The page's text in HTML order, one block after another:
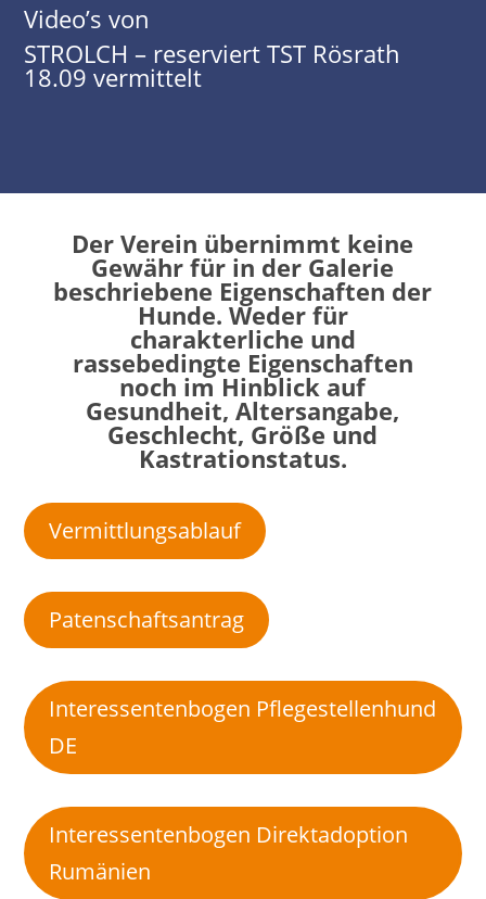
Video’s von
STROLCH – reserviert TST Rösrath
18.09 vermittelt
Der Verein übernimmt keine
Gewähr für in der Galerie
beschriebene Eigenschaften der
Hunde. Weder für
charakterliche und
rassebedingte Eigenschaften
noch im Hinblick auf
Gesundheit, Altersangabe,
Geschlecht, Größe und
Kastrationstatus.
Vermittlungsablauf
Patenschaftsantrag
Interessentenbogen Pflegestellenhund
DE
Interessentenbogen Direktadoption
Rumänien